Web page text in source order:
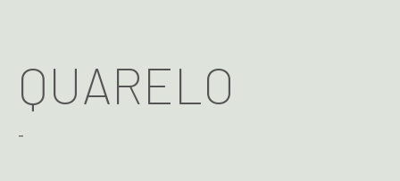
QUARELO
-